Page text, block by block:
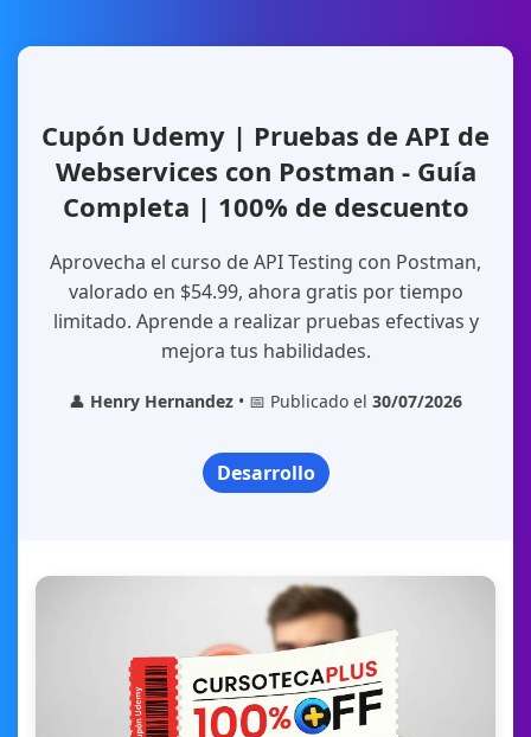
Cupón Udemy | Pruebas de API de
Webservices con Postman - Guía
Completa | 100% de descuento
Aprovecha el curso de API Testing con Postman,
valorado en $54.99, ahora gratis por tiempo
limitado. Aprende a realizar pruebas efectivas y
mejora tus habilidades.
👤 Henry Hernandez • 📅 Publicado el 30/07/2026
Desarrollo